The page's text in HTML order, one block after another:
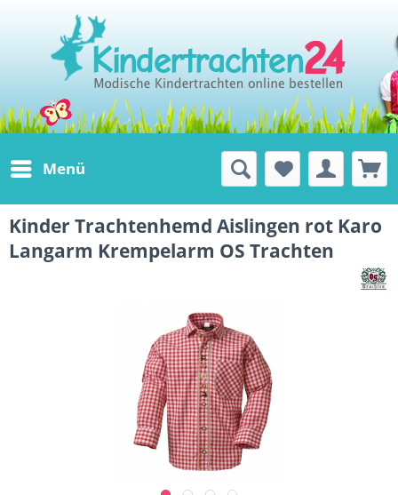
Menü
Kinder Trachtenhemd Aislingen rot Karo
Langarm Krempelarm OS Trachten